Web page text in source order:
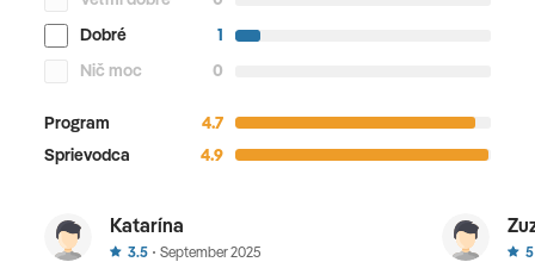
6. deň
Voľný program, relax na pláži.
Voľný program, relax na pláži.
Dobré
1
Nič moc
0
Program
4.7
Sprievodca
4.9
Katarína
3.5 September 2025 5